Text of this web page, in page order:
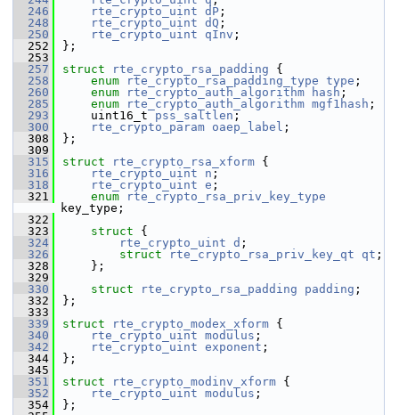
  246
rte_crypto_uint dP ;
  248
rte_crypto_uint dQ ;
  250
rte_crypto_uint qInv ;
  252
};
  253
  257
struct rte_crypto_rsa_padding {
  258
enum rte_crypto_rsa_padding_type type ;
  260
enum rte_crypto_auth_algorithm hash ;
  285
enum rte_crypto_auth_algorithm mgf1hash ;
  293
    uint16_t
pss_saltlen ;
  300
rte_crypto_param oaep_label ;
  308
};
  309
  315
struct rte_crypto_rsa_xform {
  316
rte_crypto_uint n ;
  318
rte_crypto_uint e ;
  321
enum
rte_crypto_rsa_priv_key_type
key_type;
  322
  323
struct {
  324
rte_crypto_uint d ;
  326
struct rte_crypto_rsa_priv_key_qt qt ;
  328
    };
  329
  330
struct rte_crypto_rsa_padding padding ;
  332
};
  333
  339
struct rte_crypto_modex_xform {
  340
rte_crypto_uint modulus ;
  342
rte_crypto_uint exponent ;
  344
};
  345
  351
struct rte_crypto_modinv_xform {
  352
rte_crypto_uint modulus ;
  354
};